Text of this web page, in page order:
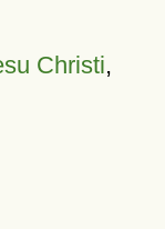
Christi,